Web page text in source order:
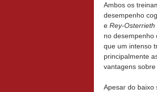
Ambos os
desempenho
e Rey-
no desempenho
que um intenso
principalmente
vantagens
Apesar do baixo